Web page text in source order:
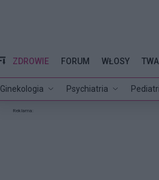
ZDROWIE
Ginekologia Psychiatria
FORUM WŁOSY
Reklama: